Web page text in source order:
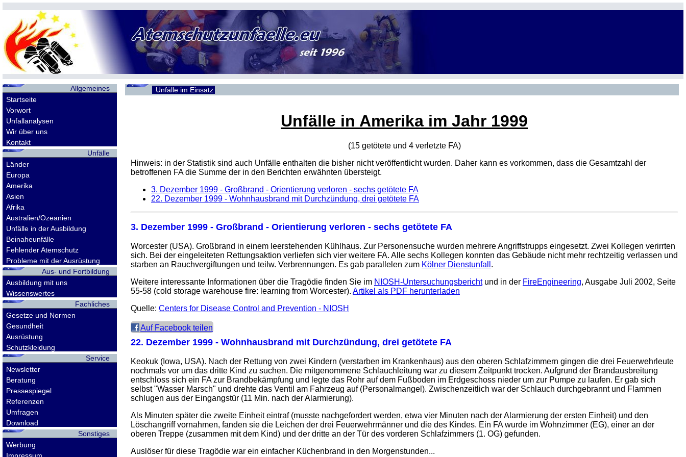
Allgemeines
Startseite
Vorwort
Unfallanalysen
Wir über uns
Kontakt
Unfälle
Länder
Europa
Amerika
Asien
Afrika
Australien/Ozeanien
Unfälle in der Ausbildung
Beinaheunfälle
Fehlender Atemschutz
Probleme mit der Ausrüstung
Aus- und Fortbildung
Ausbildung mit uns
Wissenswertes
Fachliches
Gesetze und Normen
Gesundheit
Ausrüstung
Schutzkleidung
Service
Newsletter
Beratung
Pressespiegel
Referenzen
Umfragen
Download
Sonstiges
Werbung
Unfälle im Einsatz
Unfälle in Amerika im Jahr 1999
(15 getötete und 4 verletzte FA)
Hinweis: in der Statistik sind auch Unfälle enthalten die bisher nicht veröffentlicht wurden. Daher kann es vorkommen, dass die Gesamtzahl der
betroffenen FAdie Summe der in den Berichten erwähnten übersteigt.
3. Dezember 1999 - Großbrand - Orientierung verloren - sechs getötete FA
22. Dezember 1999 - Wohnhausbrand mit Durchzündung, drei getötete FA
3. Dezember 1999 - Großbrand - Orientierung verloren - sechs getötete FA
Worcester (USA). Großbrand in einem leerstehenden Kühlhaus. Zur Personensuche wurden mehrere Angriffstrupps eingesetzt. Zwei Kollegen verirrten
sich. Bei der eingeleiteten Rettungsaktion verliefen sich vier weitere FA. Alle sechs Kollegen konnten das Gebäude nicht mehr rechtzeitig verlassen und
starben an Rauchvergiftungen und teilw. Verbrennungen. Es gab parallelen zum Kölner Dienstunfall .
Weitere interessante Informationen über die Tragödie finden Sie im NIOSH-Untersuchungsberichtund in der FireEngineering, Ausgabe Juli 2002, Seite
55-58 (cold storage warehouse fire: learning from Worcester). Artikel als PDF herunterladen
Quelle: Centers for Disease Control and Prevention - NIOSH
Auf Facebook teilen
22. Dezember 1999 - Wohnhausbrand mit Durchzündung, drei getötete FA
Keokuk (Iowa, USA). Nach der Rettung von zwei Kindern (verstarben im Krankenhaus) aus den oberen Schlafzimmern gingen die drei Feuerwehrleute
nochmals vor um das dritte Kind zu suchen. Die mitgenommene Schlauchleitung war zu diesem Zeitpunkt trocken. Aufgrund der Brandausbreitung
entschloss sich ein FA zur Brandbekämpfung und legte das Rohr auf dem Fußboden im Erdgeschoss nieder um zur Pumpe zu laufen. Er gab sich
selbst "Wasser Marsch" und drehte das Ventil am Fahrzeug auf (Personalmangel). Zwischenzeitlich war der Schlauch durchgebrannt und Flammen
schlugen aus der Eingangstür (11 Min. nach der Alarmierung).
Als Minuten später die zweite Einheit eintraf (musste nachgefordert werden, etwa vier Minuten nach der Alarmierung der ersten Einheit) und den
Löschangriff vornahmen, fanden sie die Leichen der drei Feuerwehrmänner und die des Kindes. Ein FA wurde im Wohnzimmer (EG), einer an der
oberen Treppe (zusammen mit dem Kind) und der dritte an der Tür des vorderen Schlafzimmers (1. OG) gefunden.
Auslöser für diese Tragödie war ein einfacher Küchenbrand in den Morgenstunden...